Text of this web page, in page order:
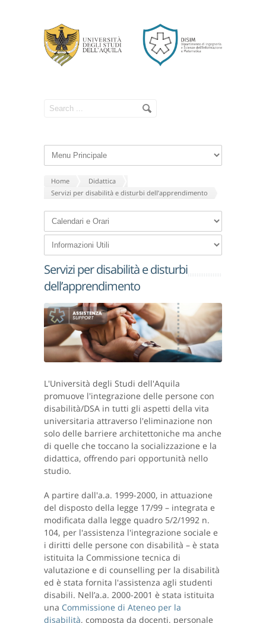
Home
Didattica
Servizi per disabilità e disturbi dell’apprendimento
Servizi per disabilità e disturbi
dell’apprendimento
L'Università degli Studi dell'Aquila
promuove l'integrazione delle persone con
disabilità/DSA in tutti gli aspetti della vita
universitaria attraverso l'eliminazione non
solo delle barriere architettoniche ma anche
di quelle che toccano la socializzazione e la
didattica, offrendo pari opportunità nello
studio.
A partire dall'a.a. 1999-2000, in attuazione
del disposto della legge 17/99 – integrata e
modificata dalla legge quadro 5/2/1992 n.
104, per l'assistenza l'integrazione sociale e
i diritti delle persone con disabilità – è stata
istituita la Commissione tecnica di
valutazione e di counselling per la disabilità
ed è stata fornita l'assistenza agli studenti
disabili. Nell’a.a. 2000-2001 è stata istituita
una Commissione di Ateneo per la
disabilità, composta da docenti, personale